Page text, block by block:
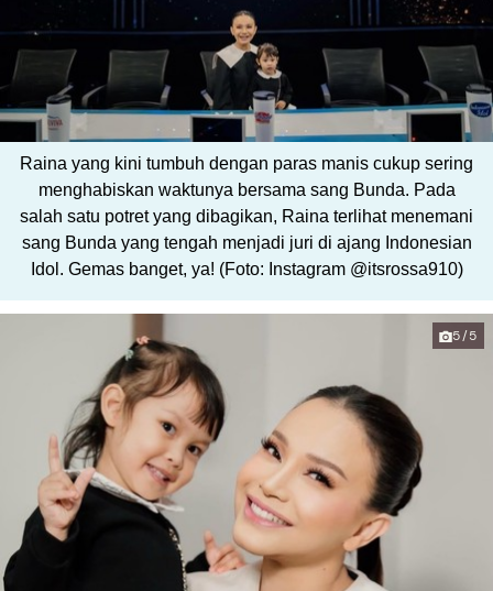
Raina yang kini tumbuh dengan paras manis cukup sering
menghabiskan waktunya bersama sang Bunda. Pada
salah satu potret yang dibagikan, Raina terlihat menemani
sang Bunda yang tengah menjadi juri di ajang Indonesian
Idol. Gemas banget, ya! (Foto: Instagram @itsrossa910)
5/5